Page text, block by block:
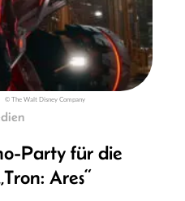
UNS
© The Walt Disney Company
Party für die
Ares“